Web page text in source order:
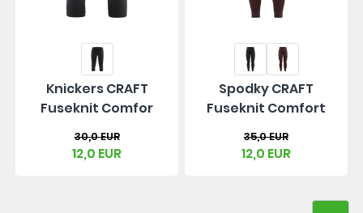
Knickers CRAFT
Fuseknit Comfor
30,0 EUR
12,0 EUR
Spodky CRAFT
Fuseknit Comfort
35,0 EUR
12,0 EUR